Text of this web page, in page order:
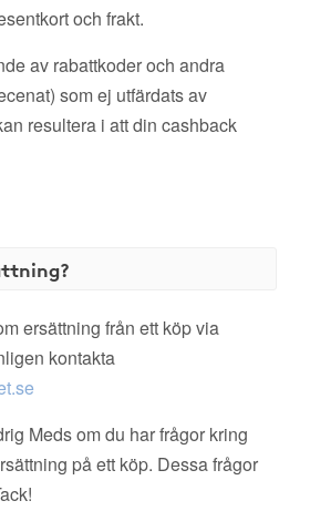
och frakt.
av rabattkoder och andra
som ej utfärdats av
resultera i att din cashback
ersättning från ett köp via
kontakta
Meds om du har frågor kring
på ett köp. Dessa frågor